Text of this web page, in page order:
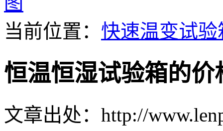
当前位置： 快速温变试验
恒温恒湿试验箱的
文章出处：http://